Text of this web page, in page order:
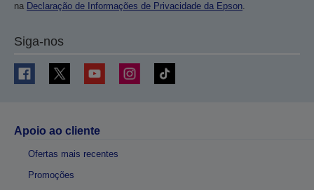
na Declaração de Informações de Privacidade da Epson.
Siga-nos
Apoio ao cliente
Ofertas mais recentes
Promoções